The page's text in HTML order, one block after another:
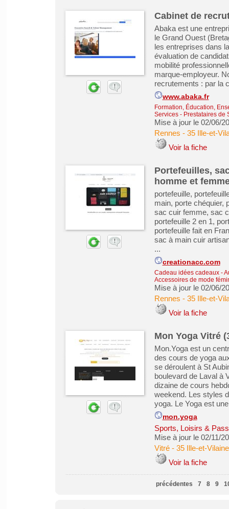
Cabinet de
Abaka est une
le Grand Ouest
les entreprises dans
évaluation de
mobilité
marque-employeur.
recrutements : par la
www.abaka.fr
Formation, Éducation,
Services - Prestataires de
Mise à jour le 02/06/
Rennes - 35 Ille-et-
Voir la fiche
Portefeuilles,
homme et
portefeuille,
main, porte chéquier,
sac cuir femme, sac
portefeuille 2 en 1,
portefeuille fait en
sac à main cuir
...
creationacc.com
Cadeau idées cadeaux-
Accessoires de mode
Mise à jour le 02/06/
Rennes - 35 Ille-et-
Voir la fiche
Mon Yoga Vitré
Mon.Yoga est un
des cours de yoga
se déroulent à St
boulevard de Laval à
dizaine de cours
weekend. Les styles
yoga. Le Yoga est
mon.yoga
Sports, Loisirs &
Mise à jour le 02/11/
Vitré- 35 Ille-et-Vilaine
Voir la fiche
précédentes 7 8 9